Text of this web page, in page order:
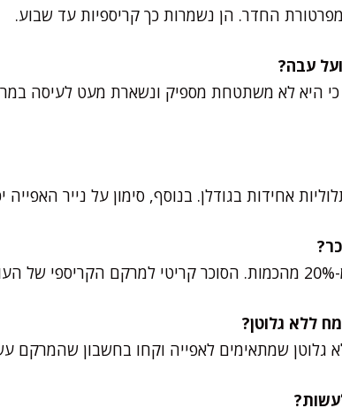
החדר. הן נשמרות כך קריספיות עד שבוע.
היא לא משתטחת מספיק ונשארת מעט לעיסה
אחידות בגודלן. בנוסף, סימון על נייר האפייה
שמתאימים לאפייה וקחו בחשבון שהמרקם